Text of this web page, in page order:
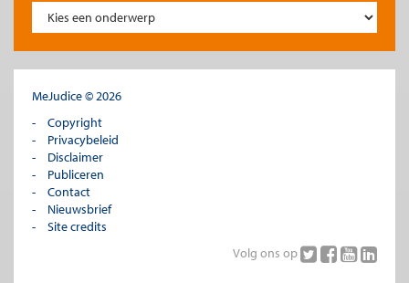
MeJudice © 2026
Copyright
Privacybeleid
Disclaimer
Publiceren
Contact
Nieuwsbrief
Site credits
Volg ons op